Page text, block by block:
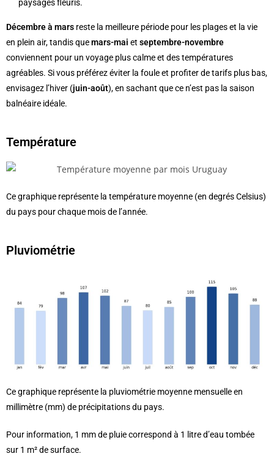
paysages fleuris.
Décembre à mars reste la meilleure période pour les plages et la vie
en plein air, tandis quemars-mai et septembre-novembre
conviennent pour un voyage plus calme et des températures
agréables. Si vous préférez éviter la foule et profiter de tarifs plus bas,
envisagez l’hiver (juin-août), en sachant que ce n’est pas la saison
balnéaire idéale.
Température
Ce graphique représente la température moyenne (en degrés Celsius)
du pays pour chaque mois de l’année.
Pluviométrie
Ce graphique représente la pluviométrie moyenne mensuelle en
millimètre (mm) de précipitations du pays.
Pour information, 1 mm de pluie correspond à 1 litre d’eau tombée
sur 1 m² de surface.